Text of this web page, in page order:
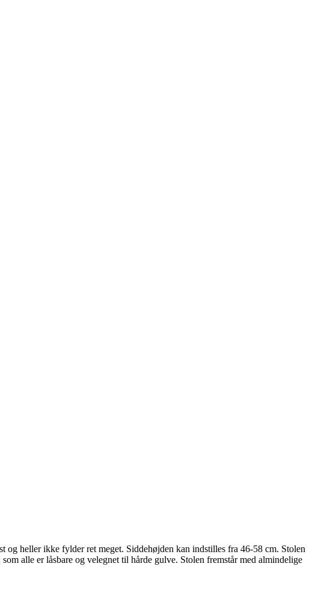
og heller ikke fylder ret meget. Siddehøjden kan indstilles fra 46-58 cm. Stolen
alle er låsbare og velegnet til hårde gulve. Stolen fremstår med almindelige